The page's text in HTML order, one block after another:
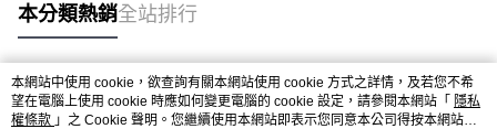
本分類熱銷全站排行
熱門標籤
本網站中使用 cookie，欲查詢有關本網站使用 cookie 方式之詳情，及若您不希
望在電腦上使用 cookie 時應如何變更電腦的 cookie 設定，請參閱本網站「 隱私
權條款 」之 Cookie 聲明。您繼續使用本網站即表示您同意本公司得按本網站使